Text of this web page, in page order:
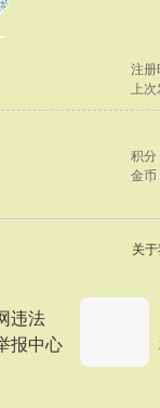
注册
上次
积分
金币
关
违法
报中心